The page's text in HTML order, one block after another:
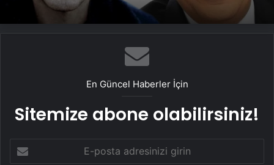
En Güncel Haberler İçin
Sitemize abone olabilirsiniz!
posta